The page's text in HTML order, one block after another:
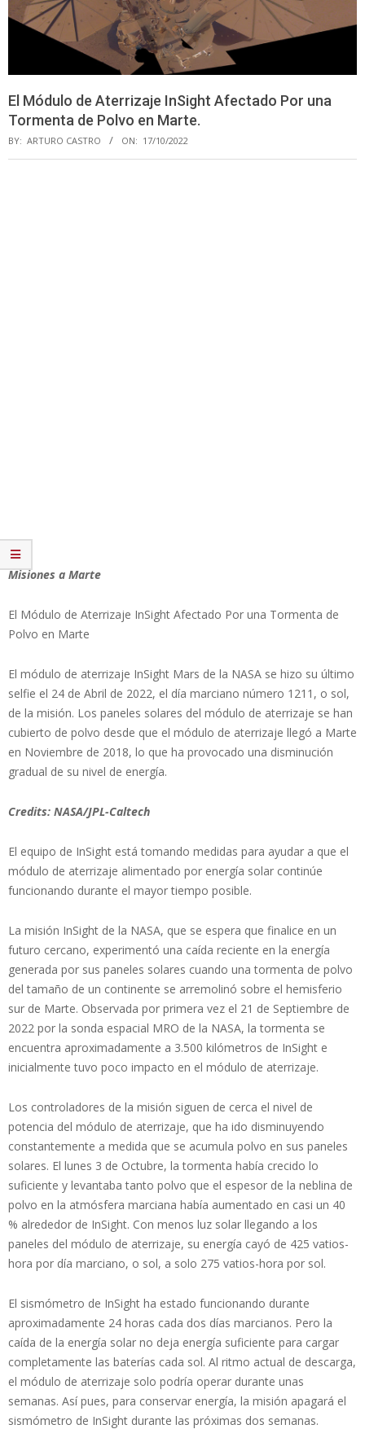
El Módulo de Aterrizaje InSight Afectado Por una
Tormenta de Polvo en Marte.
BY: ARTURO CASTRO ON: 17/10/2022
Misiones a Marte
El Módulo de Aterrizaje InSight Afectado Por una Tormenta de
Polvo en Marte
El módulo de aterrizaje InSight Mars de la NASA se hizo su último
selfie el 24 de Abril de 2022, el día marciano número 1211, o sol,
de la misión. Los paneles solares del módulo de aterrizaje se han
cubierto de polvo desde que el módulo de aterrizaje llegó a Marte
en Noviembre de 2018, lo que ha provocado una disminución
gradual de su nivel de energía.
Credits: NASA/JPL-Caltech
El equipo de InSight está tomando medidas para ayudar a que el
módulo de aterrizaje alimentado por energía solar continúe
funcionando durante el mayor tiempo posible.
La misión InSight de la NASA, que se espera que finalice en un
futuro cercano, experimentó una caída reciente en la energía
generada por sus paneles solares cuando una tormenta de polvo
del tamaño de un continente se arremolinó sobre el hemisferio
sur de Marte. Observada por primera vez el 21 de Septiembre de
2022 por la sonda espacial MRO de la NASA, la tormenta se
encuentra aproximadamente a 3.500 kilómetros de InSight e
inicialmente tuvo poco impacto en el módulo de aterrizaje.
Los controladores de la misión siguen de cerca el nivel de
potencia del módulo de aterrizaje, que ha ido disminuyendo
constantemente a medida que se acumula polvo en sus paneles
solares. El lunes 3 de Octubre, la tormenta había crecido lo
suficiente y levantaba tanto polvo que el espesor de la neblina de
polvo en la atmósfera marciana había aumentado en casi un 40
% alrededor de InSight. Con menos luz solar llegando a los
paneles del módulo de aterrizaje, su energía cayó de 425 vatios-
hora por día marciano, o sol, a solo 275 vatios-hora por sol.
El sismómetro de InSight ha estado funcionando durante
aproximadamente 24 horas cada dos días marcianos. Pero la
caída de la energía solar no deja energía suficiente para cargar
completamente las baterías cada sol. Al ritmo actual de descarga,
el módulo de aterrizaje solo podría operar durante unas
semanas. Así pues, para conservar energía, la misión apagará el
sismómetro de InSight durante las próximas dos semanas.